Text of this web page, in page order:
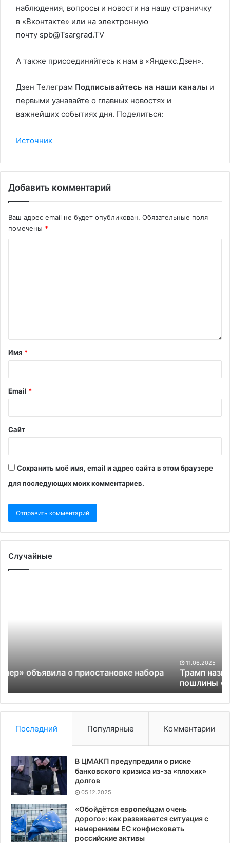
наблюдения, вопросы и новости на нашу страничку
в «Вконтакте» или на электронную
почту spb@Tsargrad.TV
А также присоединяйтесь к нам в «Яндекс.Дзен».
Дзен Телеграм Подписывайтесь на наши каналы и
первыми узнавайте о главных новостях и
важнейших событиях дня. Поделиться:
Источник
Добавить комментарий
Ваш адрес email не будет опубликован. Обязательные поля
помечены *
Имя *
Email *
Сайт
Сохранить моё имя, email и адрес сайта в этом браузере
для последующих моих комментариев.
Случайные
защиты»
Трамп назвал победой разрешение суда вводить
Последний Популярные Комментарии
В ЦМАКП предупредили о риске
банковского кризиса из-за «плохих»
долгов
05.12.2025
«Обойдётся европейцам очень
дорого»: как развивается ситуация с
намерением ЕС конфисковать
российские активы